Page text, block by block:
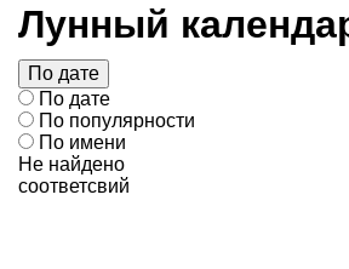
Лунный
По дате
По дате
По популярности
По имени
Не найдено
соответсвий